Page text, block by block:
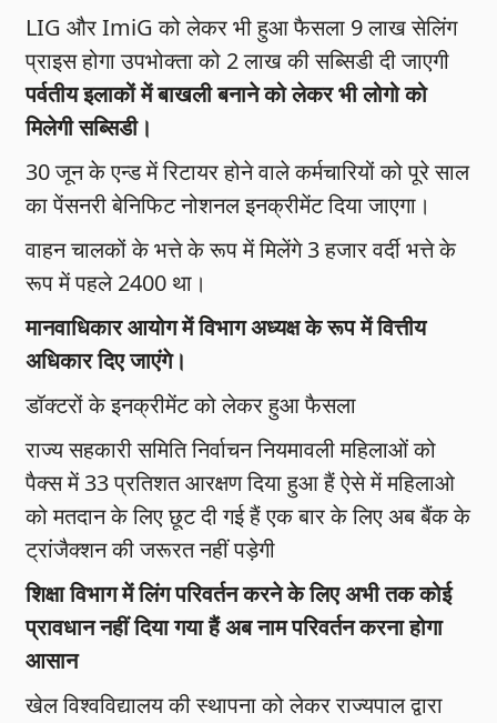
LIG और ImiG को लेकर भी हुआ फैसला 9 लाख सेलिंग
प्राइस होगा उपभोक्ता को 2 लाख की सब्सिडी दी जाएगी
पर्वतीय इलाकों में बाखली बनाने को लेकर भी लोगो को
मिलेगी सब्सिडी।
30 जून के एन्ड में रिटायर होने वाले कर्मचारियों को पूरे साल
का पेंसनरी बेनिफिट नोशनल इनक्रीमेंट दिया जाएगा।
वाहन चालकों के भत्ते के रूप में मिलेंगे 3 हजार वर्दी भत्ते के
रूप में पहले 2400 था।
मानवाधिकार आयोग में विभाग अध्यक्ष के रूप में वित्तीय
अधिकार दिए जाएंगे।
डॉक्टरों के इनक्रीमेंट को लेकर हुआ फैसला
राज्य सहकारी समिति निर्वाचन नियमावली महिलाओं को
पैक्स में 33 प्रतिशत आरक्षण दिया हुआ हैं ऐसे में महिलाओ
को मतदान के लिए छूट दी गई हैं एक बार के लिए अब बैंक के
ट्रांजैक्शन की जरूरत नहीं पड़ेगी
शिक्षा विभाग में लिंग परिवर्तन करने के लिए अभी तक कोई
प्रावधान नहीं दिया गया हैं अब नाम परिवर्तन करना होगा
आसान
खेल विश्वविद्यालय की स्थापना को लेकर राज्यपाल द्वारा